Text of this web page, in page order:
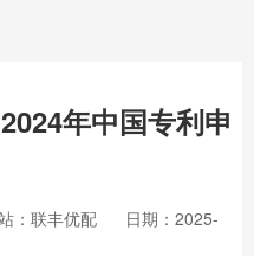
年中国专利申
：联丰优配
日期：2025-